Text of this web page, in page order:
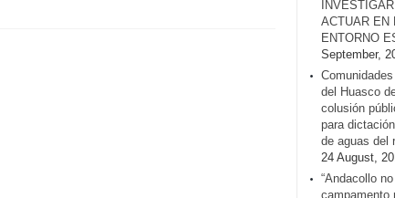
ACTUAR EN
ENTORNO
September,
del Huasco
colusión
para
de aguas del
24 August,
“Andacollo
campamento